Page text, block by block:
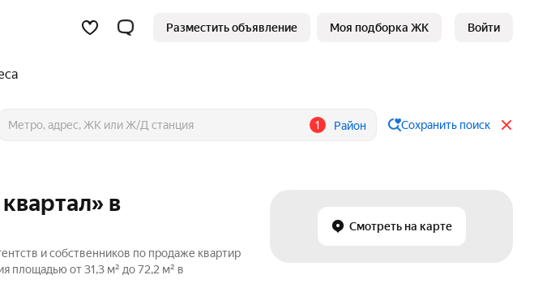
Разместить объявление Моя подборка ЖК Войти
1 Район Сохранить поиск
Смотреть на карте
в
и собственников по продаже квартир
площадью от 31,3 м² до 72,2 м² в